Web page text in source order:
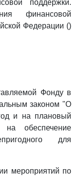
поддержки.
финансовой
Федерации ()
Фонду в
законом "О
и на плановый
обеспечение
для
мероприятий по